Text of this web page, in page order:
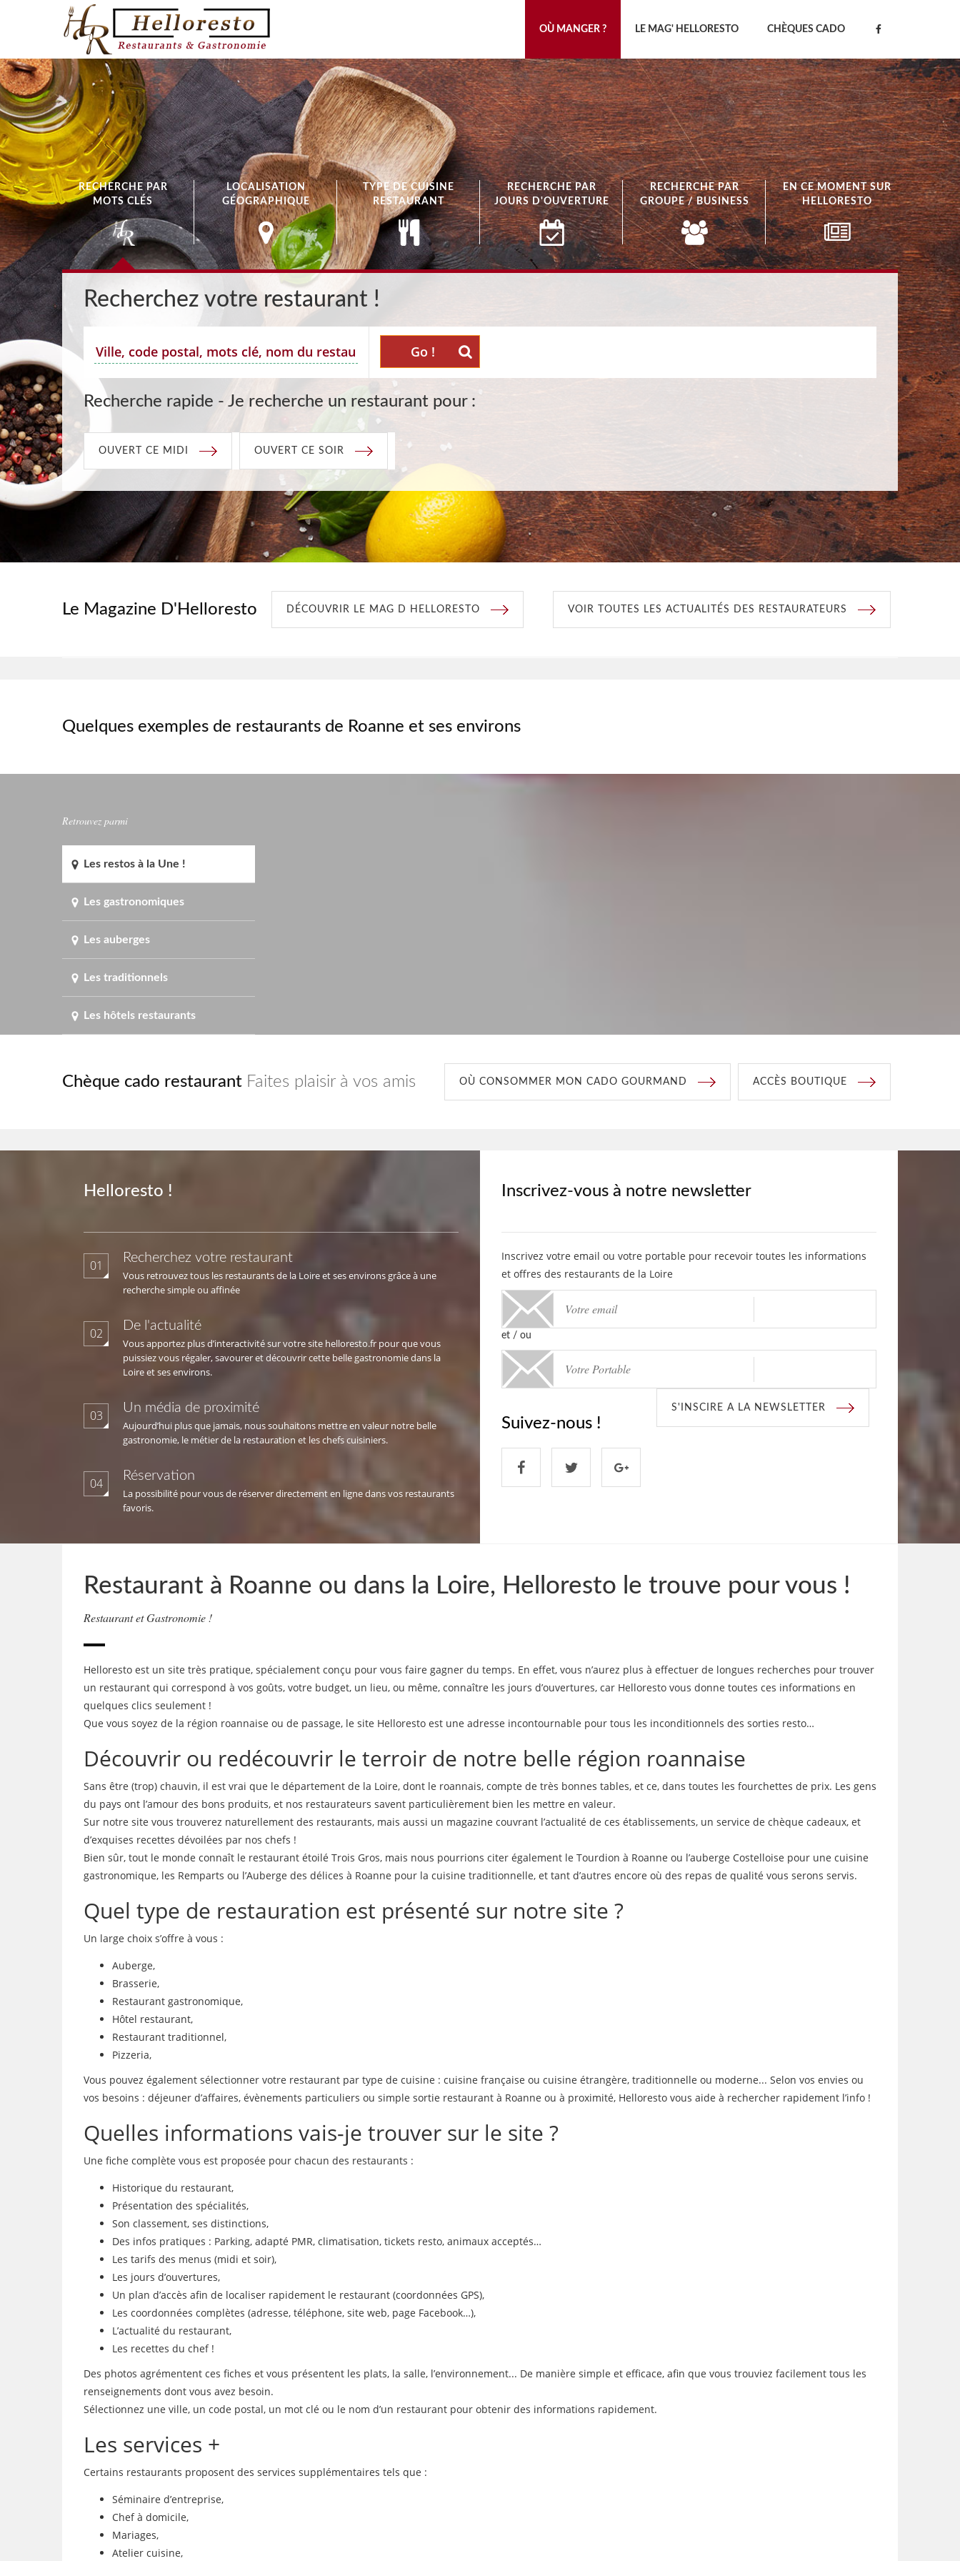
OÙ MANGER ? LE MAG' HELLORESTO CHÈQUES CADO
RECHERCHE PAR
MOTS CLÉS
LOCALISATION
GÉOGRAPHIQUE
TYPE DE CUISINE
RESTAURANT
RECHERCHE PAR
JOURS D'OUVERTURE
RECHERCHE PAR
GROUPE / BUSINESS
EN CE MOMENT SUR
HELLORESTO
Recherchez votre restaurant !
Go !
Recherche rapide - Je recherche un restaurant pour :
OUVERT CE MIDI OUVERT CE SOIR
Le Magazine D'Helloresto DÉCOUVRIR LE MAG D HELLORESTO VOIR TOUTES LES ACTUALITÉS DES RESTAURATEURS
Quelques exemples de restaurants de Roanne et ses environs
Retrouvez parmi
Les restos à la Une !
Les gastronomiques
Les auberges
Les traditionnels
Les hôtels restaurants
Chèque cado restaurant Faites plaisir à vos amis ACCÈS BOUTIQUE
OÙ CONSOMMER MON CADO GOURMAND
Helloresto !
01 Recherchez votre restaurant
Vous retrouvez tous les restaurants de la Loire et ses environs grâce à une
recherche simple ou affinée
02 De l'actualité
Vous apportez plus d’interactivité sur votre site helloresto.fr pour que vous
puissiez vous régaler, savourer et découvrir cette belle gastronomie dans la
Loire et ses environs.
03 Un média de proximité
Aujourd’hui plus que jamais, nous souhaitons mettre en valeur notre belle
gastronomie, le métier de la restauration et les chefs cuisiniers.
04 Réservation
La possibilité pour vous de réserver directement en ligne dans vos restaurants
favoris.
Inscrivez-vous à notre newsletter
Inscrivez votre email ou votre portable pour recevoir toutes les informations
et offres des restaurants de la Loire
et / ou
S'INSCIRE A LA NEWSLETTER
Suivez-nous !
Restaurant à Roanne ou dans la Loire, Helloresto le trouve pour vous !
Restaurant et Gastronomie !
Helloresto est un site très pratique, spécialement conçu pour vous faire gagner du temps. En effet, vous n’aurez plus à effectuer de longues recherches pour trouver
un restaurant qui correspond à vos goûts, votre budget, un lieu, ou même, connaître les jours d’ouvertures, car Helloresto vous donne toutes ces informations en
quelques clics seulement !
Que vous soyez de la région roannaise ou de passage, le site Helloresto est une adresse incontournable pour tous les inconditionnels des sorties resto…
Découvrir ou redécouvrir le terroir de notre belle région roannaise
Sans être (trop) chauvin, il est vrai que le département de la Loire, dont le roannais, compte de très bonnes tables, et ce, dans toutes les fourchettes de prix. Les gens
du pays ont l’amour des bons produits, et nos restaurateurs savent particulièrement bien les mettre en valeur.
Sur notre site vous trouverez naturellement des restaurants, mais aussi un magazine couvrant l’actualité de ces établissements, un service de chèque cadeaux, et
d’exquises recettes dévoilées par nos chefs !
Bien sûr, tout le monde connaît le restaurant étoilé Trois Gros, mais nous pourrions citer également le Tourdion à Roanne ou l’auberge Costelloise pour une cuisine
gastronomique, les Remparts ou l’Auberge des délices à Roanne pour la cuisine traditionnelle, et tant d’autres encore où des repas de qualité vous serons servis.
Quel type de restauration est présenté sur notre site ?
Un large choix s’offre à vous :
Auberge,
Brasserie,
Restaurant gastronomique,
Hôtel restaurant,
Restaurant traditionnel,
Pizzeria,
Vous pouvez également sélectionner votre restaurant par type de cuisine : cuisine française ou cuisine étrangère, traditionnelle ou moderne... Selon vos envies ou
vos besoins : déjeuner d’affaires, évènements particuliers ou simple sortie restaurant à Roanne ou à proximité, Helloresto vous aide à rechercher rapidement l’info !
Quelles informations vais-je trouver sur le site ?
Une fiche complète vous est proposée pour chacun des restaurants :
Historique du restaurant,
Présentation des spécialités,
Son classement, ses distinctions,
Des infos pratiques : Parking, adapté PMR, climatisation, tickets resto, animaux acceptés…
Les tarifs des menus (midi et soir),
Les jours d’ouvertures,
Un plan d’accès afin de localiser rapidement le restaurant (coordonnées GPS),
Les coordonnées complètes (adresse, téléphone, site web, page Facebook…),
L’actualité du restaurant,
Les recettes du chef !
Des photos agrémentent ces fiches et vous présentent les plats, la salle, l’environnement... De manière simple et efficace, afin que vous trouviez facilement tous les
renseignements dont vous avez besoin.
Sélectionnez une ville, un code postal, un mot clé ou le nom d’un restaurant pour obtenir des informations rapidement.
Les services +
Certains restaurants proposent des services supplémentaires tels que :
Séminaire d’entreprise,
Chef à domicile,
Mariages,
Atelier cuisine,